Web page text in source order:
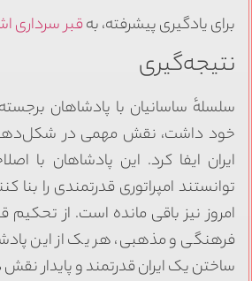
برای یادگیری پیشرفته، بهقبر سرداری
نتیجه‌گیری
سلسلهٔ ساسانیان با پادشاهان
خود داشت، نقش مهمی در شکل‌دهی
ایران ایفا کرد. این پادشاهان با
توانستند امپراتوری قدرتمندی را بنا
امروز نیز باقی مانده است. از تحکیم
فرهنگی و مذهبی، هر یک از این
ساختن یک ایران قدرتمند و پایدار